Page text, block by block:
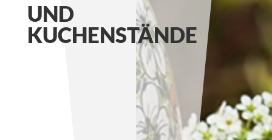
UND
KUCHENSTÄNDE